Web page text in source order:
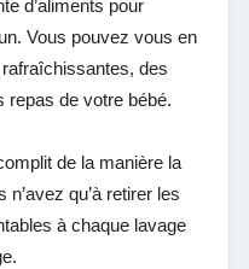
d’aliments pour
Vous pouvez vous en
des
de votre bébé.
de la manière la
qu’à retirer les
à chaque lavage